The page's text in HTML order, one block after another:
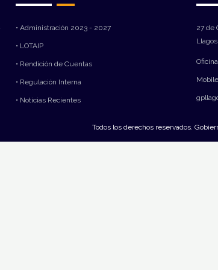
• Administración 2023 - 2027
• LOTAIP
• Rendición de Cuentas
• Regulación Interna
• Noticias Recientes
27 de
Llagos.
Todos los derechos reservados.